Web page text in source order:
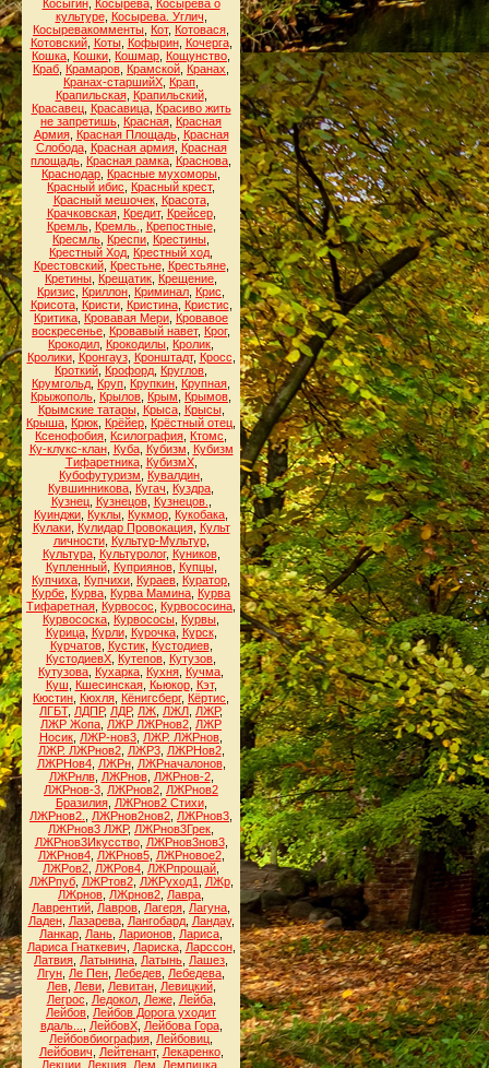
Косыгин, Косырева,
Косырева о
культуре, Косырева. Углич
Косыревакомменты Кот, Котовася
Котовский, Коты, Кофырин, Кочерга,
Кошка Кошки Кошмар Кощунство
Краб Крамаров Крамской Кранах
Кранах-старшийХ Крап
Крапильская, Крапильский,
Красавец, Красавица, Красиво жить
не запретишь Красная Красная
Армия, Красная Площадь, Красная
Слобода, Красная армия, Красная
площадь Красная рамка Краснова
Краснодар Красные мухоморы
Красный ибис
Красный крест,
Красный мешочек, Красота,
Крачковская, Кредит, Крейсер,
Кремль, Кремль. Крепостные,
Кресмль Креспи Крестины
Крестный Ход Крестный ход
Крестовский, Крестьне, Крестьяне,
Кретины Крещатик Крещение
Кризис
Криллон Криминал Крис
Крисота, Кристи, Кристина, Кристис
Критика Кровавая Мери Кровавое
воскресенье Кровавый навет, Крог,
Крокодил Крокодилы Кролик
Кролики, Кронгауз, Кронштадт, Кросс
Кроткий Крофорд Круглов
Крумгольд Круп Крупкин Крупная
Крыжополь Крылов Крым Крымов
Крымские татары, Крыса, Крысы,
Крыша Крюк Крёйер Крёстный отец
Ксенофобия Ксилография Ктомс
Ку-клукс-клан, Куба, Кубизм
Кубизм
Тифаретника, КубизмХ,
Кубофутуризм
Кувалдин
Кувшинникова Кугач Куздра
Кузнец, Кузнецов, Кузнецов.
Куинджи Куклы Кукмор Кукобака
Кулаки, Кулидар Провокация, Культ
личности, Культур-Мультур,
Культура, Культуролог, Куников,
Купленный, Куприянов, Купцы,
Купчиха Купчихи Кураев Куратор
Курбе Курва Курва Мамина Курва
Тифаретная Курвосос Курвососина
Курвососка Курвососы Курвы
Курица, Курли, Курочка, Курск,
Курчатов, Кустик, Кустодиев,
КустодиевХ Кутепов Кутузов
Кутузова Кухарка Кухня Кучма
Куш
Кшесинская, Кьюкор, Кэт,
Кюстин Кюхля Кёнигсберг, Кёртис
ЛГБТ, ЛДПР, ЛДР, ЛЖ ЛЖЛ ЛЖР,
ЛЖР Жопа ЛЖР ЛЖРнов2 ЛЖР
Носик ЛЖР-нов3 ЛЖР. ЛЖРнов
ЛЖР. ЛЖРнов2, ЛЖР3, ЛЖРНов2,
ЛЖРНов4, ЛЖРн, ЛЖРначалонов,
ЛЖРнлв, ЛЖРнов, ЛЖРнов-2,
ЛЖРнов-3 ЛЖРнов2 ЛЖРнов2
Бразилия, ЛЖРнов2 Стихи,
ЛЖРнов2.
ЛЖРнов2нов2 ЛЖРнов3
ЛЖРнов3 ЛЖР, ЛЖРнов3Грек
ЛЖРнов3Икусство, ЛЖРнов3нов3,
ЛЖРнов4, ЛЖРнов5, ЛЖРновое2,
ЛЖРов2 ЛЖРов4 ЛЖРпрощай
ЛЖРпуб, ЛЖРтов2, ЛЖРуход1 ЛЖр,
ЛЖрнов ЛЖрнов2 Лавра
Лаврентий Лавров Лагеря Лагуна
Ладен, Лазарева, Лангобард, Ландау,
Ланкар Лань Ларионов Лариса
Лариса Гнаткевич
Лариска, Ларссон,
Латвия Латынина Латынь Лашез
Лгун Ле Пен Лебедев Лебедева
Лев, Леви, Левитан, Левицкий,
Легрос
Ледокол, Леже, Лейба,
Лейбов Лейбов Дорога уходит
вдаль...
ЛейбовХ, Лейбова Гора,
Лейбовбиография Лейбовиц
Лейбович
Лейтенант, Лекаренко,
Лекции Лекция Лем Лемпицка